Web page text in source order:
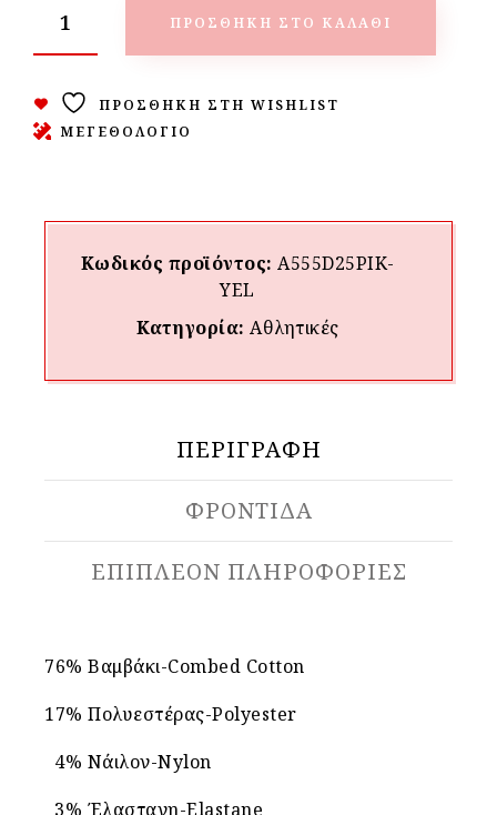
ΠΡΟΣΘΉΚΗ ΣΤΟ ΚΑΛΆΘΙ
ΠΡΟΣΘΉΚΗ ΣΤΗ WISHLIST
ΜΕΓΕΘΟΛΟΓΙΟ
Κωδικός προϊόντος: A555D25PIK-
YEL
Κατηγορία: Αθλητικές
ΠΕΡΙΓΡΑΦΉ
ΦΡΟΝΤΙΔΑ
ΕΠΙΠΛΈΟΝ ΠΛΗΡΟΦΟΡΊΕΣ
76% Βαμβάκι-Combed Cotton
17% Πολυεστέρας-Polyester
4% Νάιλον-Nylon
3% Έλαστανη-Elastane